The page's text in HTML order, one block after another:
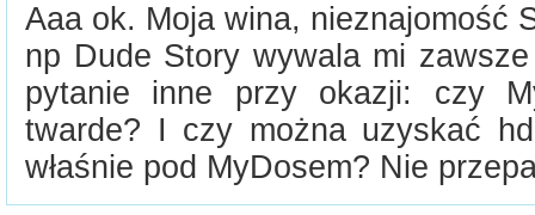
Aaa ok. Moja wina, nieznajomość
np Dude Story wywala mi
pytanie inne przy okazji: czy
twarde? I czy można uzyskać
właśnie pod MyDosem? Nie